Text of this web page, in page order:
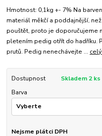
Hmotnost: 0,1kg +- 7% Na
materiál měkčí a poddajnější,
pouštět, proto je doporučujeme
pletením pedig otřít do hadříku.
prutů. Pedig nenechávejte ...
Dostupnost
Skladem 2 ks
Barva
Nejsme plátci DPH